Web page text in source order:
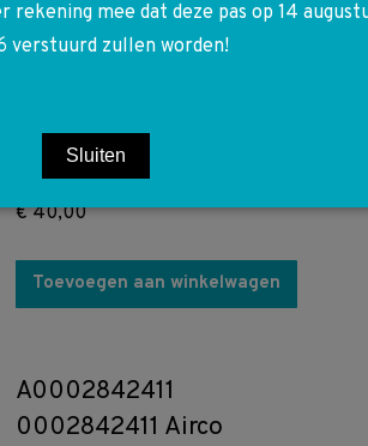
A6385420604
V-klasse brandstofpomp
in tank
€40,00
Toevoegen aan winkelwagen
A0002842411
0002842411 Airco
rekening mee dat deze pas op 14
verstuurd zullen worden!
Sluiten